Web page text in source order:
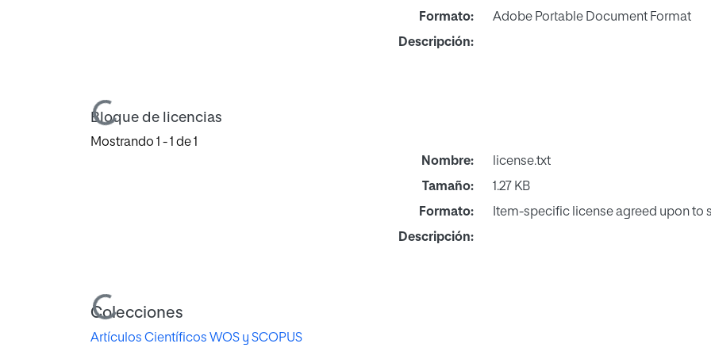
Cargando...
Formato:
Adobe Portable Document Format
Descripción:
Bloque de licencias
Mostrando 1 - 1 de 1
Cargando...
Nombre:
license.txt
Tamaño:
1.27 KB
Formato:
Item-specific license agreed upon to
Descripción:
Colecciones
Artículos Científicos WOS y SCOPUS